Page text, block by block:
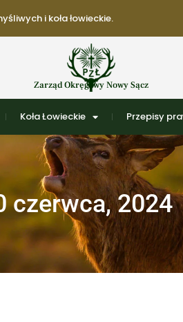
i koła łowieckie.
Zarząd Okręgowy Nowy Sącz
Koła Łowieckie Przepisy
czerwca, 2024